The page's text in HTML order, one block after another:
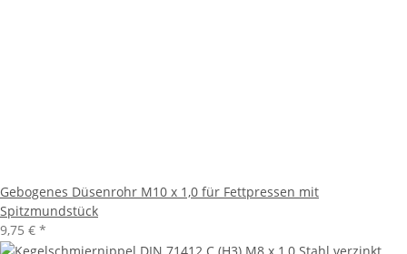
Gebogenes Düsenrohr M10 x 1,0 für Fettpressen mit
Spitzmundstück
9,75 € *